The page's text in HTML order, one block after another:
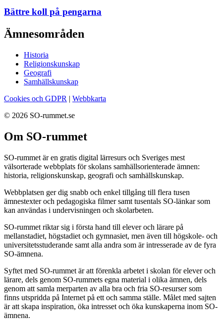
Bättre koll på pengarna
Ämnesområden
Historia
Religionskunskap
Geografi
Samhällskunskap
Cookies och GDPR | Webbkarta
© 2026 SO-rummet.se
Om SO-rummet
SO-rummet är en gratis digital lärresurs och Sveriges mest
välsorterade webbplats för skolans samhällsorienterade ämnen:
historia, religionskunskap, geografi och samhällskunskap.
Webbplatsen ger dig snabb och enkel tillgång till flera tusen
ämnestexter och pedagogiska filmer samt tusentals SO-länkar som
kan användas i undervisningen och skolarbeten.
SO-rummet riktar sig i första hand till elever och lärare på
mellanstadiet, högstadiet och gymnasiet, men även till högskole- och
universitetsstuderande samt alla andra som är intresserade av de fyra
SO-ämnena.
Syftet med SO-rummet är att förenkla arbetet i skolan för elever och
lärare, dels genom SO-rummets egna material i olika ämnen, dels
genom att samla merparten av alla bra och fria SO-resurser som
finns utspridda på Internet på ett och samma ställe. Målet med sajten
är att skapa inspiration, öka intresset och öka kunskaperna inom SO-
ämnena.